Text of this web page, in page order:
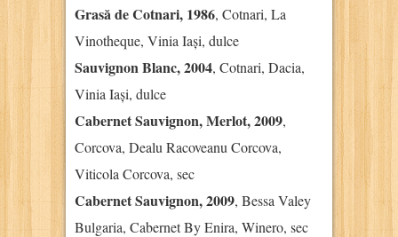
Grasă de Cotnari, 1986, Cotnari, La
Vinotheque, Vinia Iași, dulce
Sauvignon Blanc, 2004, Cotnari, Dacia,
Vinia Iași, dulce
Cabernet Sauvignon, Merlot, 2009,
Corcova, Dealu Racoveanu Corcova,
Viticola Corcova, sec
Cabernet Sauvignon, 2009, Bessa Valey
Bulgaria, Cabernet By Enira, Winero, sec